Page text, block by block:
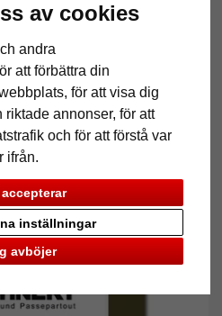
av cookies
andra
att förbättra din
för att visa dig
annonser, för att
och för att förstå var
ifrån.
avböjer
inställningar